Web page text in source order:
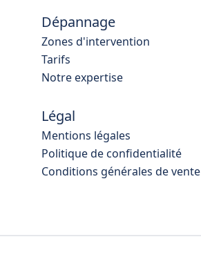
Dépannage
Zones d'intervention
Tarifs
Notre expertise
Légal
Mentions légales
Politique de confidentialité
Conditions générales de vente